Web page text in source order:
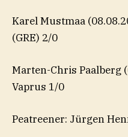
Karel Mustmaa
(GRE) 2/0
Marten-Chris Paalberg
Vaprus 1/0
Peatreener: Jürgen